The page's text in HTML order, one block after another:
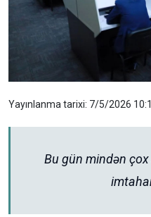
Yayınlanma tarixi: 7/5/2026
Bu gün mindən